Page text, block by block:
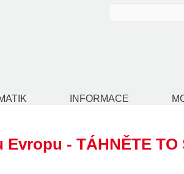
INFORMACE
- TÁHNĚTE TO